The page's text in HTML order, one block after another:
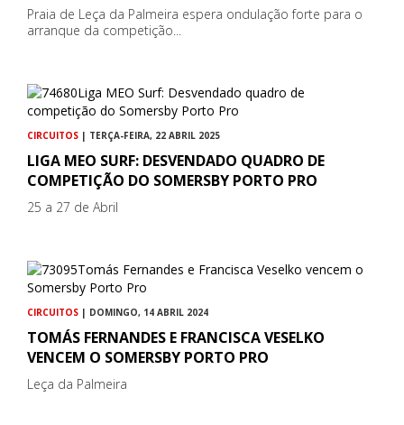
Praia de Leça da Palmeira espera ondulação forte para o
arranque da competição...
CIRCUITOS | TERÇA-FEIRA, 22 ABRIL 2025
LIGA MEO SURF: DESVENDADO QUADRO DE
COMPETIÇÃO DO SOMERSBY PORTO PRO
25 a 27 de Abril
CIRCUITOS | DOMINGO, 14 ABRIL 2024
TOMÁS FERNANDES E FRANCISCA VESELKO
VENCEM O SOMERSBY PORTO PRO
Leça da Palmeira